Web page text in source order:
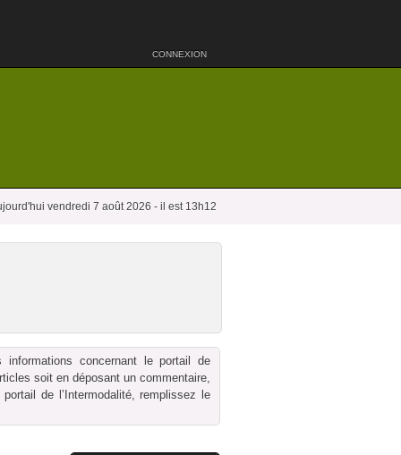
CONNEXION
vendredi 7 août 2026 - il est 13h12
concernant le portail de
soit en déposant un commentaire,
de l’Intermodalité, remplissez le